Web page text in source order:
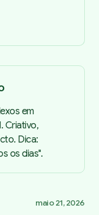
em
Criativo,
Dica:
os dias".
maio 21, 2026